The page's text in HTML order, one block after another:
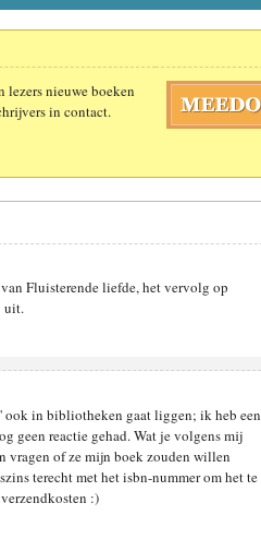
lezers nieuwe boeken
in contact.
Fluisterende liefde, het vervolg op
uit.
in bibliotheken gaat liggen; ik heb een
geen reactie gehad. Wat je volgens mij
vragen of ze mijn boek zouden willen
terecht met het isbn-nummer om het te
:)